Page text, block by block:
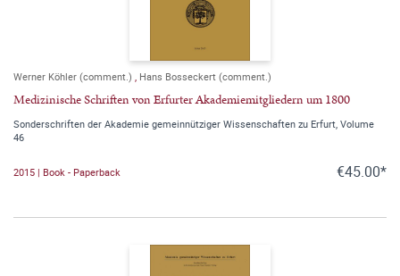
Werner Köhler (comment.) , Hans Bosseckert (comment.)
Medizinische Schriften von Erfurter Akademiemitgliedern um 1800
Sonderschriften der Akademie gemeinnütziger Wissenschaften zu Erfurt, Volume
46
2015 | Book - Paperback €45.00*